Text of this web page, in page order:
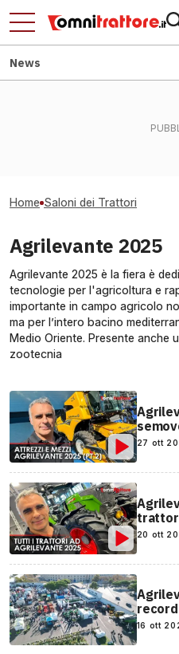
News
Home Saloni dei Trattori
Agrilevante 2025
Agrilevante 2025 è la fiera è
tecnologie per l'agricoltura e
importante in campo agricolo
ma per l’intero bacino
Medio Oriente. Presente anche
zootecnia
27 ott
20 ott
16 ott